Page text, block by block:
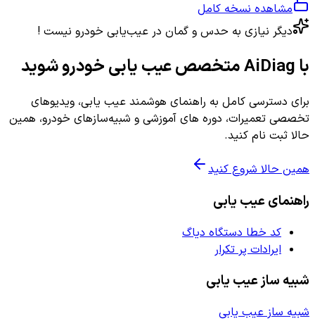
مشاهده نسخه کامل
دیگر نیازی به حدس و گمان در عیب‌یابی خودرو نیست !
با AiDiag متخصص عیب یابی خودرو شوید
برای دسترسی کامل به راهنمای هوشمند عیب یابی، ویدیوهای
تخصصی تعمیرات، دوره های آموزشی و شبیه‌سازهای خودرو، همین
حالا ثبت نام کنید.
همین حالا شروع کنید
راهنمای عیب یابی
کد خطا دستگاه دیاگ
ایرادات پر تکرار
شبیه ساز عیب یابی
شبیه ساز عیب یابی